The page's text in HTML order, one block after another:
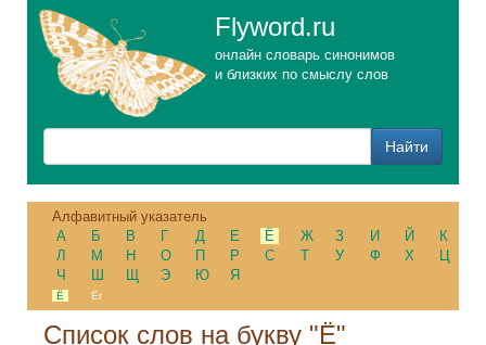
Flyword.ru
онлайн словарь синонимов
и близких по смыслу слов
Алфавитный указатель
А
Б В Г Д Е Ё Ж З И Й
К
Л
М Н О П Р С Т У Ф Х
Ц
Ч
Ш Щ Э Ю Я
Ё Ёг
Cписок слов на букву "Ё"